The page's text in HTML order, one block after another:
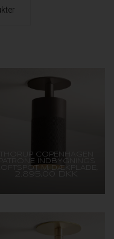
THORUP COPENHAGEN
PATRONE INDBYGNINGS
M. DÆKPLADE,